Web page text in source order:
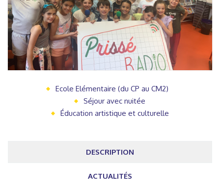
Ecole Elémentaire (du CP au CM2)
Séjour avec nuitée
Éducation artistique et culturelle
DESCRIPTION
ACTUALITÉS